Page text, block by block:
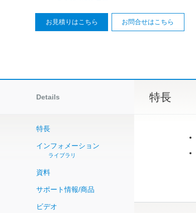
お見積りはこちら お問合せはこちら
Details
特長
インフォメーション
ライブラリ
資料
サポート情報/商品
ビデオ
特長